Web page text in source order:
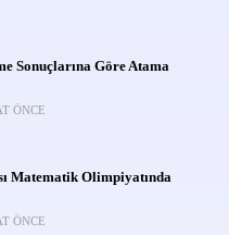
Sonuçlarına Göre Atama
8 SAAT ÖNCE
Matematik Olimpiyatında
9 SAAT ÖNCE